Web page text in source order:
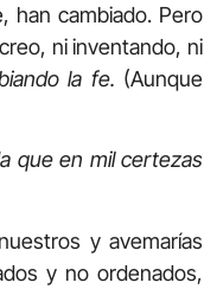
han cambiado. Pero
ni inventando, ni
la fe. (Aunque
que en mil certezas
y avemarías
y no ordenados,